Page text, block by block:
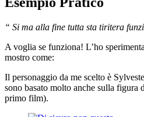
“ Si ma alla fine tutta sta tiritera
A voglia se funziona! L’ho
mostro come:
Il personaggio da me scelto è
sono basato molto anche sulla
primo film).